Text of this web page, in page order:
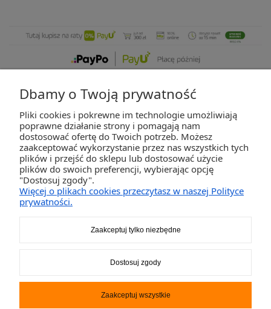
ZAKUPY
POMOC
2K-Invest Sp. j. Ul. Św. Wojciecha 60, 41-922 Radzionków, śląskie NIP: 645-241-94-
Dbamy o Twoją prywatność
Pliki cookies i pokrewne im technologie umożliwiają
poprawne działanie strony i pomagają nam
dostosować ofertę do Twoich potrzeb. Możesz
zaakceptować wykorzystanie przez nas wszystkich tych
plików i przejść do sklepu lub dostosować użycie
plików do swoich preferencji, wybierając opcję
"Dostosuj zgody".
Więcej o plikach cookies przeczytasz w naszej Polityce
prywatności.
Zaakceptuj tylko niezbędne
Dostosuj zgody
Zaakceptuj wszystkie